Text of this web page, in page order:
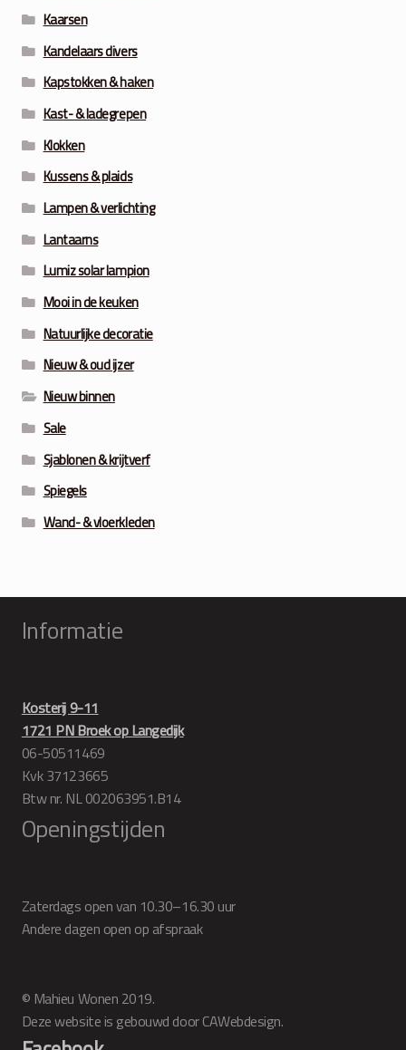
Kaarsen
Kandelaars divers
Kapstokken & haken
Kast- & ladegrepen
Klokken
Kussens & plaids
Lampen & verlichting
Lantaarns
Lumiz solar lampion
Mooi in de keuken
Natuurlijke decoratie
Nieuw & oud ijzer
Nieuw binnen
Sale
Sjablonen & krijtverf
Spiegels
Wand- & vloerkleden
Informatie
Kosterij 9-11
1721 PN Broek op Langedijk
06-50511469
Kvk 37123665
Btw nr. NL 002063951.B14
Openingstijden
Zaterdags open van 10.30–16.30 uur
Andere dagen open op afspraak
© Mahieu Wonen 2019.
Deze website is gebouwd door CAWebdesign.